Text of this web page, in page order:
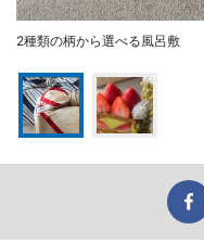
2種類の柄から選べる風呂敷